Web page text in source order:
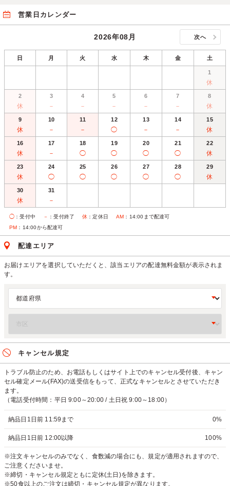
営業日カレンダー
2026年08月 次へ
日 月 火 水 木 金 土
1
休
2
休
3
－
4
－
5
－
6
－
7
－
8
休
9
休
10
－
11
－
12
◯
13
－
14
－
15
休
16
休
17
－
18
◯
19
◯
20
◯
21
◯
22
休
23
休
24
◯
25
◯
26
◯
27
◯
28
◯
29
休
30
休
31
－
◯ ：受付中 － ：受付終了 休 ：定休日 AM ：14:00まで配達可
PM ：14:00から配達可
配達エリア
お届けエリアを選択していただくと、該当エリアの配達無料金額が表示されま
す。
キャンセル規定
トラブル防止のため、お電話もしくはサイト上でのキャンセル受付後、キャン
セル確定メール(FAX)の送受信をもって、正式なキャンセルとさせていただき
ます。
（電話受付時間：平日 9:00～20:00 / 土日祝 9:00～18:00）
納品日1日前 11:59まで 0%
納品日1日前 12:00以降 100%
※注文キャンセルのみでなく、食数減の場合にも、規定が適用されますので、
ご注意くださいませ。
※締切・キャンセル規定ともに定休(土日)を除きます。
※50食以上のご注文は締切・キャンセル規定が異なります。